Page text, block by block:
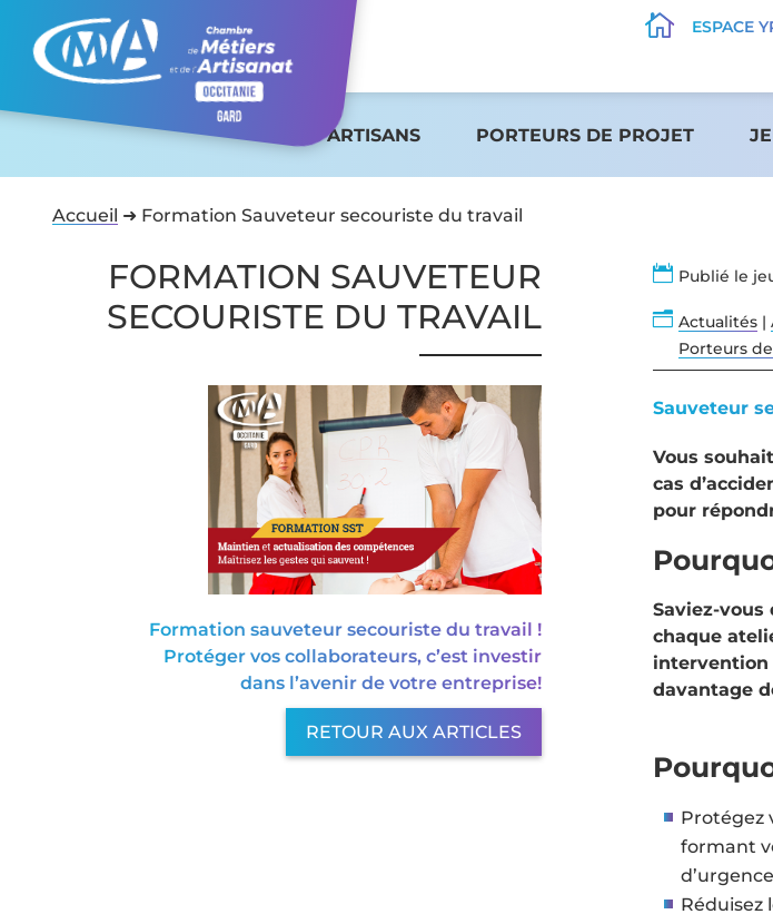
 ESPACE
ARTISANS PORTEURS DE PROJET
Accueil ➜ Formation Sauveteur secouriste du travail
FORMATION SAUVETEUR
SECOURISTE DU TRAVAIL
Formation sauveteur secouriste du travail !
Protéger vos collaborateurs, c’est investir
dans l’avenir de votre entreprise!
RETOUR AUX ARTICLES
 Publié le
n Actualités |
Porteurs
Sauveteur
Vous
cas
pour
Saviez-vous
chaque
intervention
davantage
Protégez
formant
Réduisez